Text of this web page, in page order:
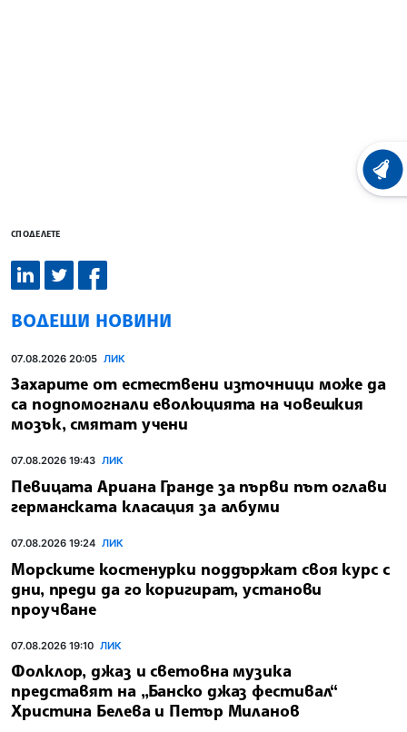
СПОДЕЛЕТЕ
ВОДЕЩИ НОВИНИ
07.08.2026 20:05 ЛИК
Захарите от естествени източници може да
са подпомогнали еволюцията на човешкия
мозък, смятат учени
07.08.2026 19:43 ЛИК
Певицата Ариана Гранде за първи път оглави
германската класация за албуми
07.08.2026 19:24 ЛИК
Морските костенурки поддържат своя курс с
дни, преди да го коригират, установи
проучване
07.08.2026 19:10 ЛИК
Фолклор, джаз и световна музика
представят на „Банско джаз фестивал“
Христина Белева и Петър Миланов